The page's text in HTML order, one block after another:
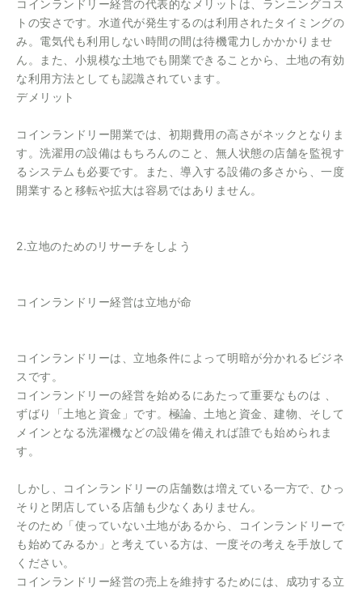
コインランドリー経営の代表的なメリットは、ランニングコス
トの安さです。水道代が発生するのは利用されたタイミングの
み。電気代も利用しない時間の間は待機電力しかかかりませ
ん。また、小規模な土地でも開業できることから、土地の有効
な利用方法としても認識されています。
デメリット
コインランドリー開業では、初期費用の高さがネックとなりま
す。洗濯用の設備はもちろんのこと、無人状態の店舗を監視す
るシステムも必要です。また、導入する設備の多さから、一度
開業すると移転や拡大は容易ではありません。
2.立地のためのリサーチをしよう
コインランドリー経営は立地が命
コインランドリーは、立地条件によって明暗が分かれるビジネ
スです。
コインランドリーの経営を始めるにあたって重要なものは 、
ずばり「土地と資金」です。極論、土地と資金、建物、そして
メインとなる洗濯機などの設備を備えれば誰でも始められま
す。
しかし、コインランドリーの店舗数は増えている一方で、ひっ
そりと閉店している店舗も少なくありません。
そのため「使っていない土地があるから、コインランドリーで
も始めてみるか」と考えている方は、一度その考えを手放して
ください。
コインランドリー経営の売上を維持するためには、成功する立